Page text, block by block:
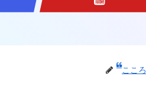
こころ